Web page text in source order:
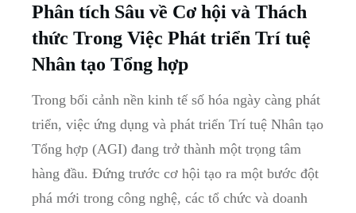
Phân tích Sâu về Cơ hội và Thách
thức Trong Việc Phát triển Trí tuệ
Nhân tạo Tổng hợp
Trong bối cảnh nền kinh tế số hóa ngày càng phát
triển, việc ứng dụng và phát triển Trí tuệ Nhân tạo
Tổng hợp (AGI) đang trở thành một trọng tâm
hàng đầu. Đứng trước cơ hội tạo ra một bước đột
phá mới trong công nghệ, các tổ chức và doanh